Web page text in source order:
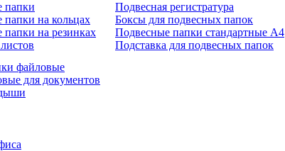
папки
папки на кольцах
папки на резинках
Подвесная регистратура
Боксы для подвесных папок
Подвесные папки стандартные А4
Подставка для подвесных папок
файловые
для документов